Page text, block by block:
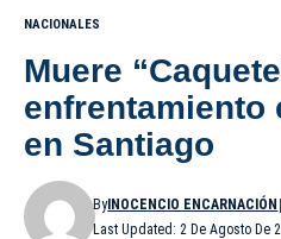
NACIONALES
Muere
enfrentamiento
en Santiago
Last Updated: 2 De Agosto De
ByINOCENCIO ENCARNACIÓN